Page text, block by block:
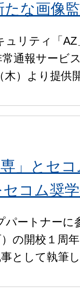
たな画像
リティ「
通報サービ
木）より提供
専」とセ
コム奨
ートナーに
の開校１周
として執筆